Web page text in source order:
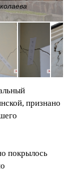
признано
покрылось